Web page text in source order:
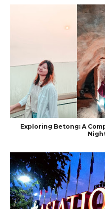
Exploring Betong: A